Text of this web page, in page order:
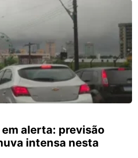
alerta: previsão
intensa nesta